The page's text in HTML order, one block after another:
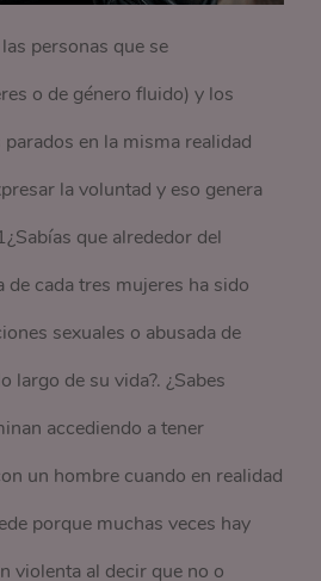
personas que se
o de género fluido) y los
en la misma realidad
la voluntad y eso genera
que alrededor del
de cada tres mujeres ha sido
sexuales o abusada de
largo de su vida?. ¿Sabes
accediendo a tener
un hombre cuando en realidad
porque muchas veces hay
violenta al decir que no o